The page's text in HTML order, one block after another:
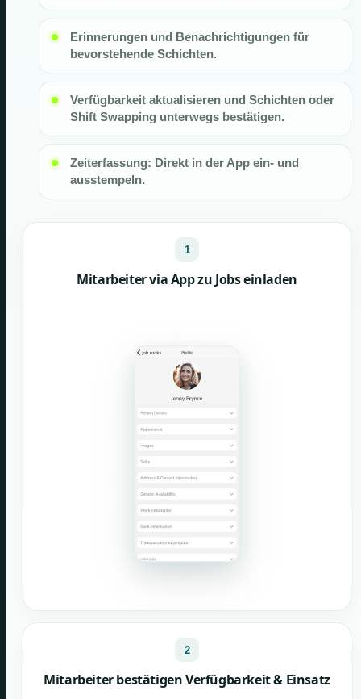
Erinnerungen und Benachrichtigungen für
bevorstehende Schichten.
Verfügbarkeit aktualisieren und Schichten oder
Shift Swapping unterwegs bestätigen.
Zeiterfassung: Direkt in der App ein- und
ausstempeln.
1
Mitarbeiter via App zu Jobs einladen
2
Mitarbeiter bestätigen Verfügbarkeit & Einsatz